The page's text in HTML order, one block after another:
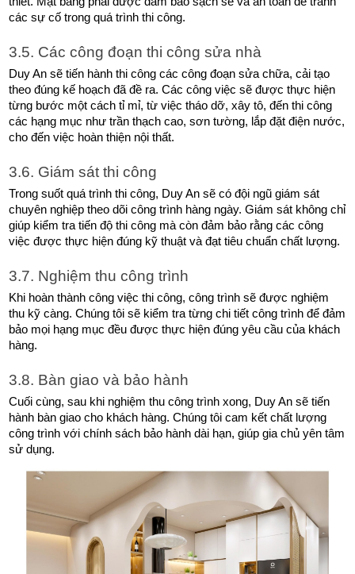
các sự cố trong quá trình thi công.
3.5. Các công đoạn thi công sửa nhà
Duy An sẽ tiến hành thi công các công đoạn sửa chữa, cải tạo
theo đúng kế hoạch đã đề ra. Các công việc sẽ được thực hiện
từng bước một cách tỉ mỉ, từ việc tháo dỡ, xây tô, đến thi công
các hạng mục như trần thạch cao, sơn tường, lắp đặt điện nước,
cho đến việc hoàn thiện nội thất.
3.6. Giám sát thi công
Trong suốt quá trình thi công, Duy An sẽ có đội ngũ giám sát
chuyên nghiệp theo dõi công trình hàng ngày. Giám sát không chỉ
giúp kiểm tra tiến độ thi công mà còn đảm bảo rằng các công
việc được thực hiện đúng kỹ thuật và đạt tiêu chuẩn chất lượng.
3.7. Nghiệm thu công trình
Khi hoàn thành công việc thi công, công trình sẽ được nghiệm
thu kỹ càng. Chúng tôi sẽ kiểm tra từng chi tiết công trình để đảm
bảo mọi hạng mục đều được thực hiện đúng yêu cầu của khách
hàng.
3.8. Bàn giao và bảo hành
Cuối cùng, sau khi nghiệm thu công trình xong, Duy An sẽ tiến
hành bàn giao cho khách hàng. Chúng tôi cam kết chất lượng
công trình với chính sách bảo hành dài hạn, giúp gia chủ yên tâm
sử dụng.